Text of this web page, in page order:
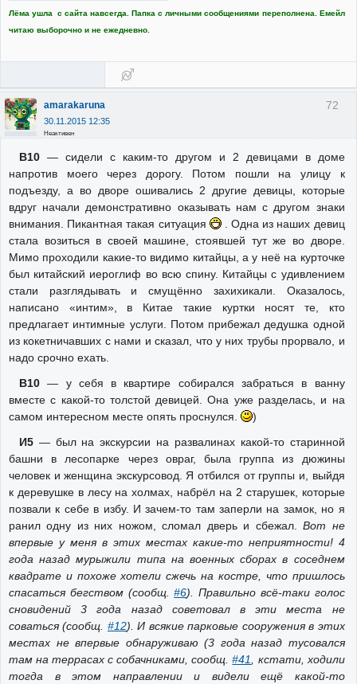
Лёма ушла с сайта навсегда. Папка с личными сообщениями переполнена. Емейл
читаю выборочно и не ежедневно.
72
amarakaruna
30.11.2015 12:35
Неактивен
В10— сидели с каким-то другом и 2 девицами в доме
напротив моего через дорогу. Потом пошли на улицу к
подъезду, а во дворе ошивались 2 другие девицы, которые
вдруг начали демонстративно оказывать нам с другом знаки
внимания. Пикантная такая ситуация
. Одна из наших девиц
стала возиться в своей машине, стоявшей тут же во дворе.
Мимо проходили какие-то видимо китайцы, а у неё на курточке
был китайский иероглиф во всю спину. Китайцы с удивлением
стали разглядывать и смущённо захихикали. Оказалось,
написано «интим», в Китае такие куртки носят те, кто
предлагает интимные услуги. Потом прибежал дедушка одной
из кокетничавших с нами и сказал, что у них трубы прорвало, и
надо срочно ехать.
В10— у себя в квартире собирался забраться в ванну
вместе с какой-то толстой девицей. Она уже разделась, и на
самом интересном месте опять проснулся.
)
И5— был на экскурсии на развалинах какой-то старинной
башни в лесопарке через овраг, была группа из дюжины
человек и женщина экскурсовод. Я отбился от группы и, выйдя
к деревушке в лесу на холмах, набрёл на 2 старушек, которые
позвали к себе в избу. И зачем-то там заперли на замок, но я
ранил одну из них ножом, сломал дверь и сбежал.Вот не
впервые у меня в этих местах какие-то неприятности! 4
года назад мурыжили типа на военных сборах в соседнем
квадрате и похоже хотели сжечь на костре, что пришлось
спасаться бегством (сообщ.#6). Правильно всё-таки голос
сновидений 3 года назад советовал в эти места не
соваться (сообщ. #12). И всякие парковые сооружения в этих
местах не впервые обнаруживаю (3 года назад тусовался
там на террасах с собачниками, сообщ.#41, кстати, ходили
тогда в этом направлении и видели ещё какой-то